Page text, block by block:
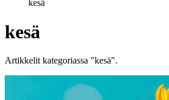
kesä
kesä
Artikkelit kategoriassa "kesä".